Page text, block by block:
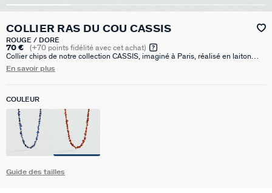
COLLIER RAS DU COU CASSIS
ROUGE / DORÉ
70 € (+70 points fidélité avec cet achat)
Collier chips de notre collection CASSIS, imaginé à Paris, réalisé en laiton
doré à l'or 750/1000e - 18 carats et pierres naturelles. Il est disponible en
En savoir plus
COULEUR
Guide des tailles